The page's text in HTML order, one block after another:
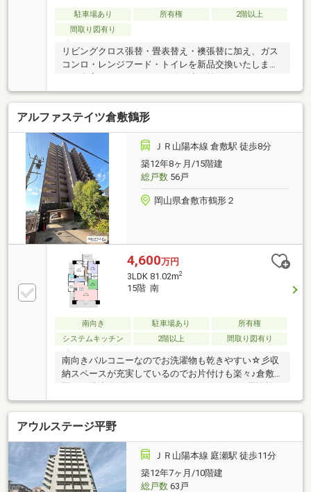
駐車場あり 所有権
2階以上
間取り図有り
リビングクロス張替・畳表替え・襖張替に加え、ガス
コンロ・レンジフード・トイレを新品交換いたしま
ニングも実施！綺麗な状態でそのまま気持ちよくお住
まいいただけます。
アルファステイツ倉敷鶴形
ＪＲ山陽本線 倉敷駅 徒歩8分
築12年8ヶ月/15階建
総戸数56戸
岡山県倉敷市鶴形２
4,600万円
3LDK 81.02m2
15階 南
南向き 駐車場あり
所有権
システムキッチン
2階以上 間取り図有り
南向きバルコニーなのでお洗濯物も乾きやすい☆彡収
納スペースが充実しているのでお片付けも楽々♪倉敷
設が充実しているのでとても便利な立地です♪小学校
が徒歩圏内でお子さんがいる方も安心です(＾＾)/・倉
敷東小学校まで186ｍ 徒歩2分・東中学校まで2006
ｍ 徒歩25分・くらしき食彩館 天満屋倉敷店まで488
ｍ 徒歩6分・ローソン倉敷阿知2丁目店まで394m
徒歩5分・倉敷中央病院まで577ｍ 徒歩7分・倉敷郵
便局まで377ｍ 徒歩5分
アウルステージ平野
ＪＲ山陽本線 庭瀬駅 徒歩11分
築12年7ヶ月/10階建
総戸数63戸